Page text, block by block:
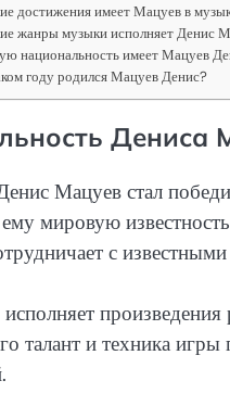
достижения имеет Мацуев в
жанры музыки исполняет Денис
национальность имеет Мацуев
году родился Мацуев Денис?
Дениса
Мацуев стал
мировую
с
талант и техника